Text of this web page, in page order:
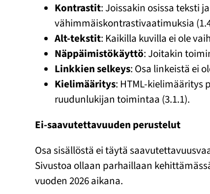
Kontrastit: Joissakin osissa teksti
vähimmäiskontrastivaatimuksia
Alt-tekstit: Kaikilla kuvilla ei ole
Näppäimistökäyttö: Joitakin
Linkkien selkeys: Osa linkeistä ei
Kielimääritys: HTML-kielimääritys
ruudunlukijan toimintaa (3.1.1).
Ei-saavutettavuuden perustelut
Osa sisällöstä ei täytä
Sivustoa ollaan parhaillaan
vuoden 2026 aikana.